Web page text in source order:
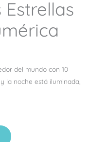
Estrellas
del mundo con 10
la noche está iluminada,